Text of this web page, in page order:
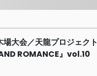
大会／天龍プロジェクト
ROMANCE』vol.10